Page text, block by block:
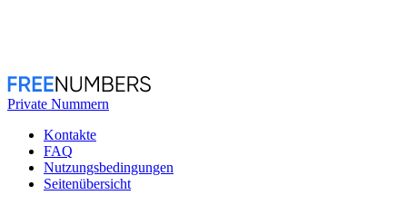
Private Nummern
Kontakte
FAQ
Nutzungsbedingungen
Seitenübersicht